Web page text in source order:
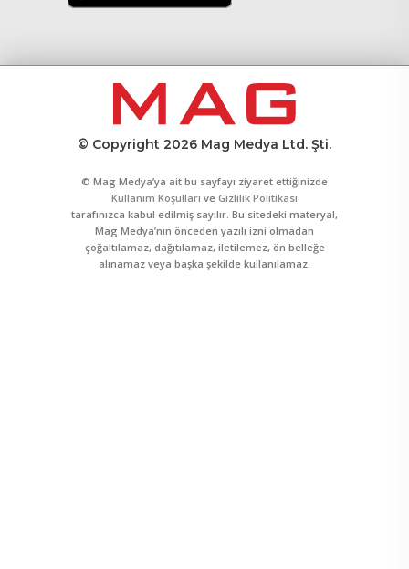
© Copyright 2026 Mag Medya Ltd. Şti.
© Mag Medya’ya ait bu sayfayı ziyaret ettiğinizde
Kullanım Koşulları ve Gizlilik Politikası
tarafınızca kabul edilmiş sayılır. Bu sitedeki materyal,
Mag Medya’nın önceden yazılı izni olmadan
çoğaltılamaz, dağıtılamaz, iletilemez, ön belleğe
alınamaz veya başka şekilde kullanılamaz.